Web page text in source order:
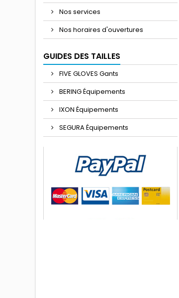
Nos services
Nos horaires d'ouvertures
GUIDES DES TAILLES
FIVE GLOVES Gants
BERING Équipements
IXON Équipements
SEGURA Équipements